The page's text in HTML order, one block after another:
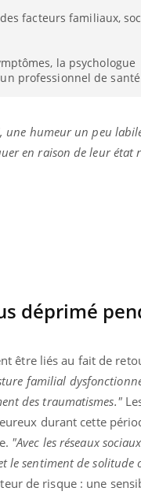
facteurs familiaux,
la psychologue
professionnel de
humeur un peu
en raison de leur état
déprimé
être liés au fait de
familial
des traumatismes."
durant cette
"Avec les réseaux
le sentiment de solitude
de risque : une
cancer ?